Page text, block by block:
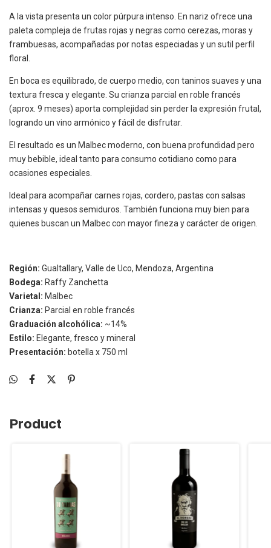
A la vista presenta un color púrpura intenso. En nariz ofrece una
paleta compleja de frutas rojas y negras como cerezas, moras y
frambuesas, acompañadas por notas especiadas y un sutil perfil
floral.
En boca es equilibrado, de cuerpo medio, con taninos suaves y una
textura fresca y elegante. Su crianza parcial en roble francés
(aprox. 9 meses) aporta complejidad sin perder la expresión frutal,
logrando un vino armónico y fácil de disfrutar.
El resultado es un Malbec moderno, con buena profundidad pero
muy bebible, ideal tanto para consumo cotidiano como para
ocasiones especiales.
Ideal para acompañar carnes rojas, cordero, pastas con salsas
intensas y quesos semiduros. También funciona muy bien para
quienes buscan un Malbec con mayor fineza y carácter de origen.
Región: Gualtallary, Valle de Uco, Mendoza, Argentina
Bodega: Raffy Zanchetta
Varietal: Malbec
Crianza: Parcial en roble francés
Graduación alcohólica: ~14%
Estilo: Elegante, fresco y mineral
Presentación: botella x 750 ml
Product